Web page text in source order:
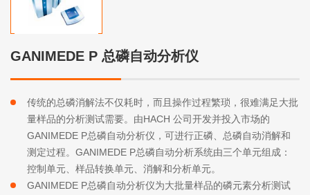
GANIMEDE P 总磷自动分析仪
传统的总磷消解法不仅耗时，而且操作过程繁琐，很难满足大批
量样品的分析测试需要。由HACH 公司开发并投入市场的
GANIMEDE P总磷自动分析仪，可进行正磷、总磷自动消解和
测定过程。GANIMEDE P总磷自动分析系统由三个单元组成：
控制单元、样品转换单元、消解和分析单元。
GANIMEDE P总磷自动分析仪为大批量样品的磷元素分析测试